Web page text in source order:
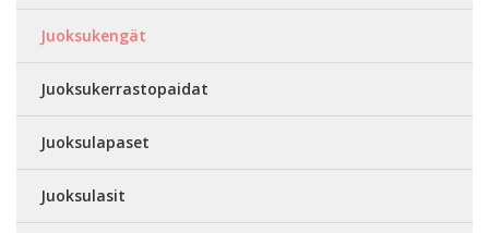
Juoksukengät
Juoksukerrastopaidat
Juoksulapaset
Juoksulasit